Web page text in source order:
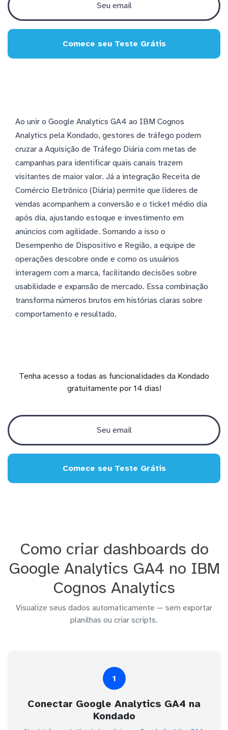
Comece seu Teste Grátis
Ao unir o Google Analytics GA4 ao IBM Cognos
Analytics pela Kondado, gestores de tráfego podem
cruzar a Aquisição de Tráfego Diária com metas de
campanhas para identificar quais canais trazem
visitantes de maior valor. Já a integração Receita de
Comércio Eletrônico (Diária) permite que líderes de
vendas acompanhem a conversão e o ticket médio dia
após dia, ajustando estoque e investimento em
anúncios com agilidade. Somando a isso o
Desempenho de Dispositivo e Região, a equipe de
operações descobre onde e como os usuários
interagem com a marca, facilitando decisões sobre
usabilidade e expansão de mercado. Essa combinação
transforma números brutos em histórias claras sobre
comportamento e resultado.
Tenha acesso a todas as funcionalidades da Kondado
gratuitamente por 14 dias!
Comece seu Teste Grátis
Como criar dashboards do
Google Analytics GA4 no IBM
Cognos Analytics
Visualize seus dados automaticamente — sem exportar
planilhas ou criar scripts.
1
Conectar Google Analytics GA4 na
Kondado